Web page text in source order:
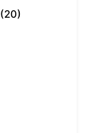
(20)